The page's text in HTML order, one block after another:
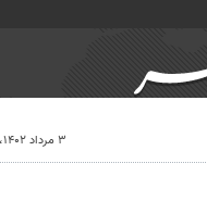
۳ مرداد ۱۴۰۲، ۱۱:۱۰